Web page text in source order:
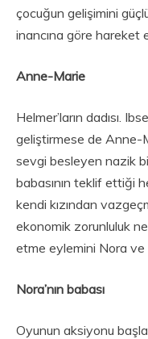
çocuğun gelişimini
inancına göre hareket
Anne-Marie
Helmer’ların dadısı.
geliştirmese de Anne-
sevgi besleyen nazik
babasının teklif ettiği
kendi kızından
ekonomik zorunluluk
etme eylemini Nora ve
Nora’nın babası
Oyunun aksiyonu